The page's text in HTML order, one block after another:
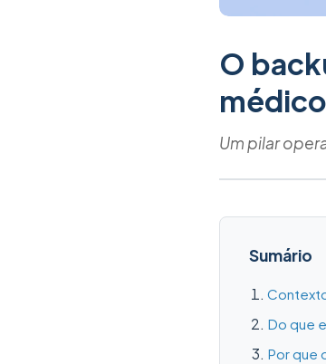
O
médico
Um pilar
Sumário
Do que
Por que